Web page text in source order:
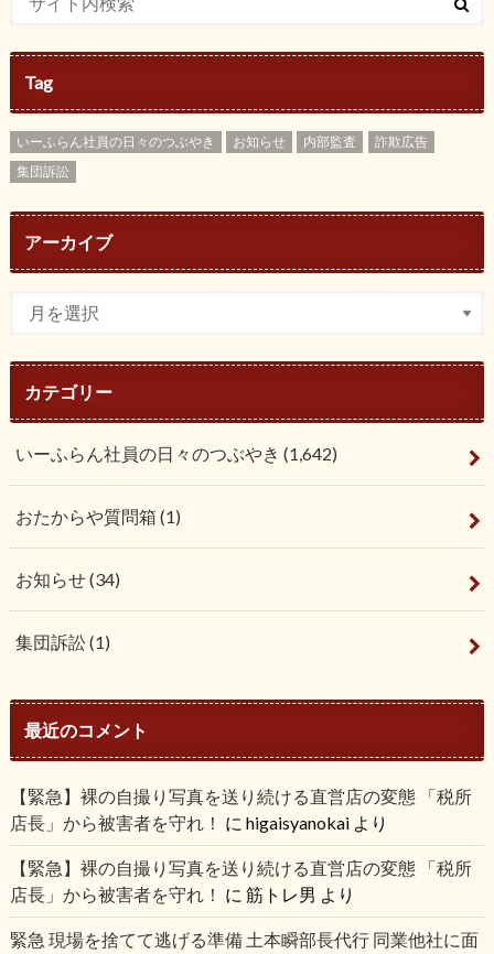
Tag
いーふらん社員の日々のつぶやき お知らせ 内部監査
詐欺広告
集団訴訟
アーカイブ
カテゴリー
いーふらん社員の日々のつぶやき (1,642)
おたからや質問箱 (1)
お知らせ(34)
集団訴訟(1)
最近のコメント
【緊急】裸の自撮り写真を送り続ける直営店の変態 「税所
店長」から被害者を守れ！ に higaisyanokaiより
【緊急】裸の自撮り写真を送り続ける直営店の変態 「税所
店長」から被害者を守れ！ に 筋トレ男 より
緊急 現場を捨てて逃げる準備 土本瞬部長代行 同業他社に面